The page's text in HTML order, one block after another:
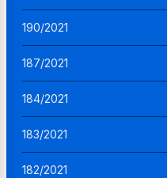
190/2021
187/2021
184/2021
183/2021
182/2021